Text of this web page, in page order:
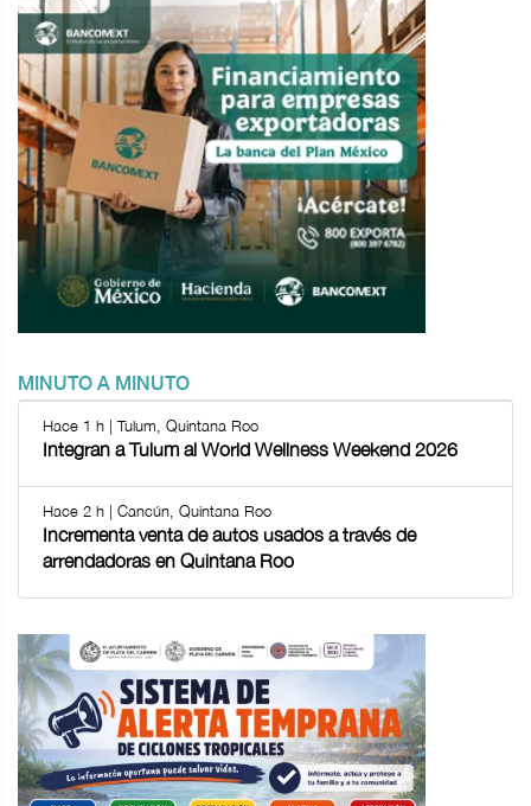
MINUTO A MINUTO
Hace 1 h | Tulum, Quintana Roo
Integran a Tulum al World Wellness Weekend 2026
Hace 2 h | Cancún, Quintana Roo
Incrementa venta de autos usados a través de
arrendadoras en Quintana Roo